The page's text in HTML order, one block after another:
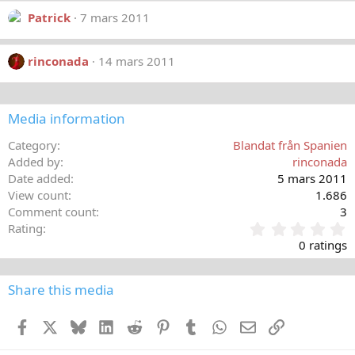
Patrick 7 mars 2011
rinconada 14 mars 2011
Media information
Category
Blandat från Spanien
Added by
rinconada
Date added
5 mars 2011
View count
1.686
Comment count
3
Rating
,
0
0
0 ratings
Share this media
Facebook BlueskyLinkedInReddit PinterestTumblr WhatsApp
E-postLänk